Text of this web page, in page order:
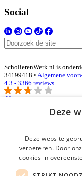
Social
ScholierenWerk.nl is
34199418 • Algemene
4.3 - 3366 reviews
E-mail*
Wachtwoord
Deze
Deze website
verbeteren. Door
cookies in